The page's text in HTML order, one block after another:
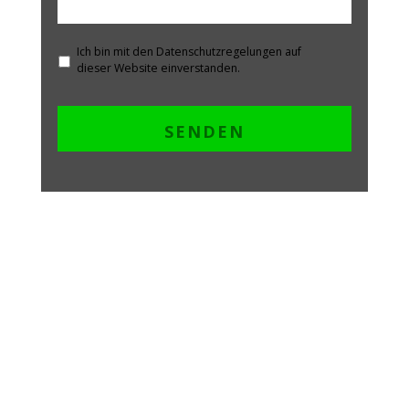
Ich bin mit den Datenschutzregelungen auf
dieser Website einverstanden.